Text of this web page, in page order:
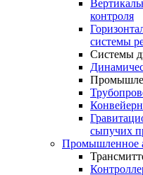
контроля
системы
Системы
сыпучих
Промышленное